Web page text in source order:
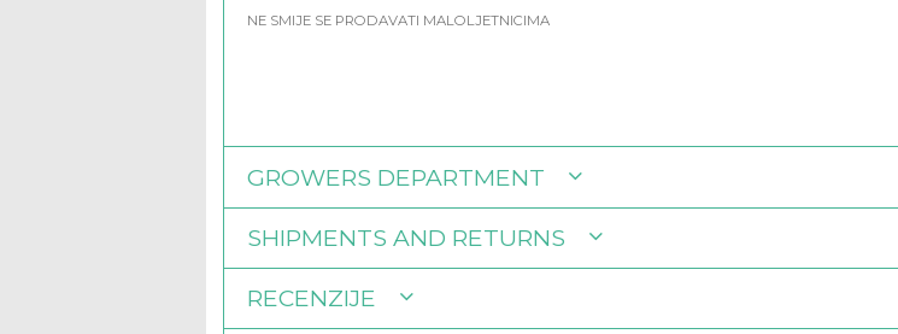
NE SMIJE SE PRODAVATI MALOLJETNICIMA
GROWERS DEPARTMENT
SHIPMENTS AND RETURNS
RECENZIJE